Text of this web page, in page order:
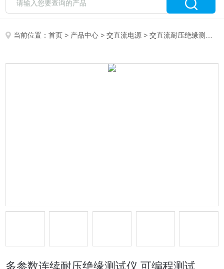
当前位置：首页 > 产品中心 >交直流电源 >交直流耐压绝缘测试仪
多参数连续耐压绝缘测试仪 可编程测试